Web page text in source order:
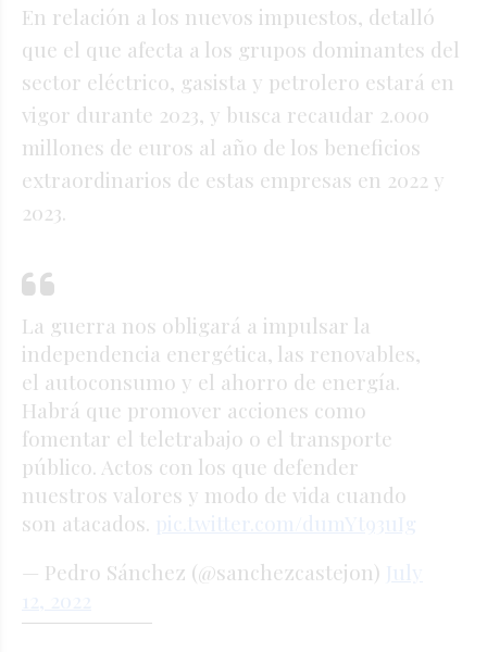
En relación a los nuevos impuestos, detalló
que el que afecta a los grupos dominantes del
sector eléctrico, gasista y petrolero estará en
vigor durante 2023, y busca recaudar 2.000
millones de euros al año de los beneficios
extraordinarios de estas empresas en 2022 y
2023.
La guerra nos obligará a impulsar la
independencia energética, las renovables,
el autoconsumo y el ahorro de energía.
Habrá que promover acciones como
fomentar el teletrabajo o el transporte
público. Actos con los que defender
nuestros valores y modo de vida cuando
son atacados.
— Pedro Sánchez (@sanchezcastejon)